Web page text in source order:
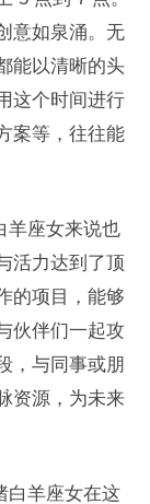
意如泉涌。无
能以清晰的头
这个时间进行
案等，往往能
羊座女来说也
活力达到了顶
的项目，能够
伙伴们一起攻
，与同事或朋
资源，为未来
白羊座女在这